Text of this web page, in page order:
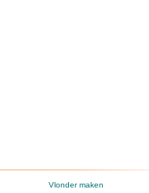
Vlonder maken